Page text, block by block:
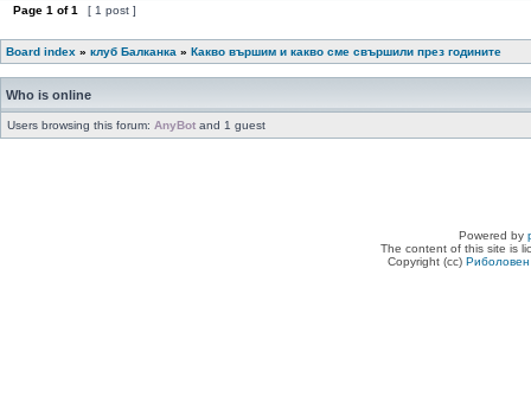
Page 1 of1 [ 1 post ]
Board index » клуб Балканка » Какво вършим и какво сме свършили през годините
Who is online
Users browsing this forum: AnyBot and 1 guest
Powered by
The content of this site is
Copyright (cc)